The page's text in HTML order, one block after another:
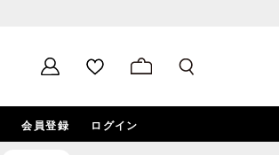
会員登録 ログイン